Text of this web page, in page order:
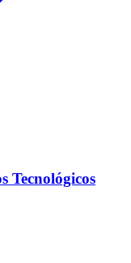
Tecnológicos